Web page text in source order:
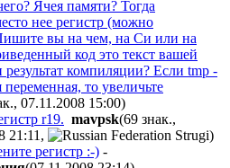
Ячея памяти? Тогда
нее регистр (можно
вы на чем, на Си или на
код это текст вашей
компиляции? Если tmp -
переменная, то увеличьте
07.11.2008 15:00)
r19. mavpsk(69 знак.,
21:11 ,
)
регистр :-) -